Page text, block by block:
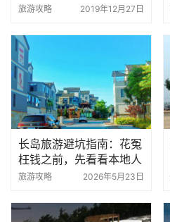
旅游攻略 2019年12月27日
长岛旅游避坑指南：花冤
枉钱之前，先看看本地人
怎么挑渔家乐
旅游攻略 2026年5月23日